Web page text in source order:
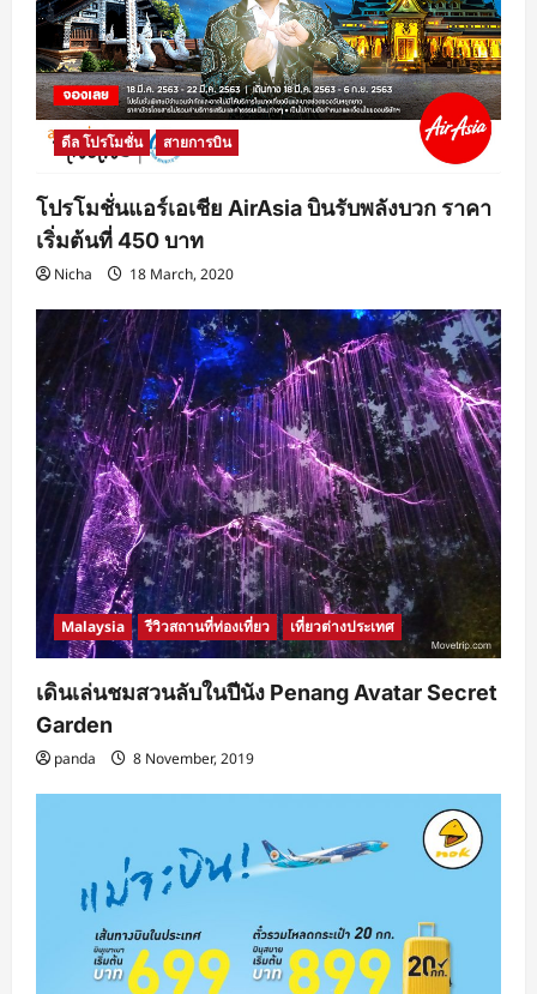
ดีล โปรโมชั่น สายการบิน
โปรโมชั่นแอร์เอเชีย AirAsia บินรับพลังบวก ราคา
เริ่มต้นที่ 450 บาท
Nicha 18 March, 2020
Malaysia รีวิวสถานที่ท่องเที่ยว เที่ยวต่างประเทศ
เดินเล่นชมสวนลับในปีนัง Penang Avatar Secret
Garden
panda 8 November, 2019